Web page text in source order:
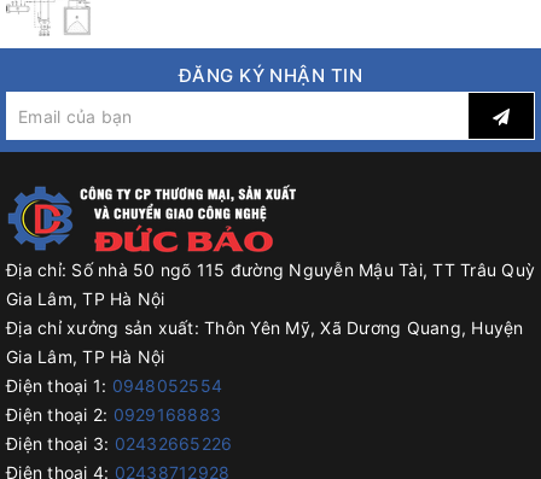
ĐĂNG KÝ NHẬN TIN
Địa chỉ: Số nhà 50 ngõ 115 đường Nguyễn Mậu Tài, TT Trâu Quỳ
Gia Lâm, TP Hà Nội
Địa chỉ xưởng sản xuất: Thôn Yên Mỹ, Xã Dương Quang, Huyện
Gia Lâm, TP Hà Nội
Điện thoại 1: 0948052554
Điện thoại 2: 0929168883
Điện thoại 3: 02432665226
Điện thoại 4: 02438712928